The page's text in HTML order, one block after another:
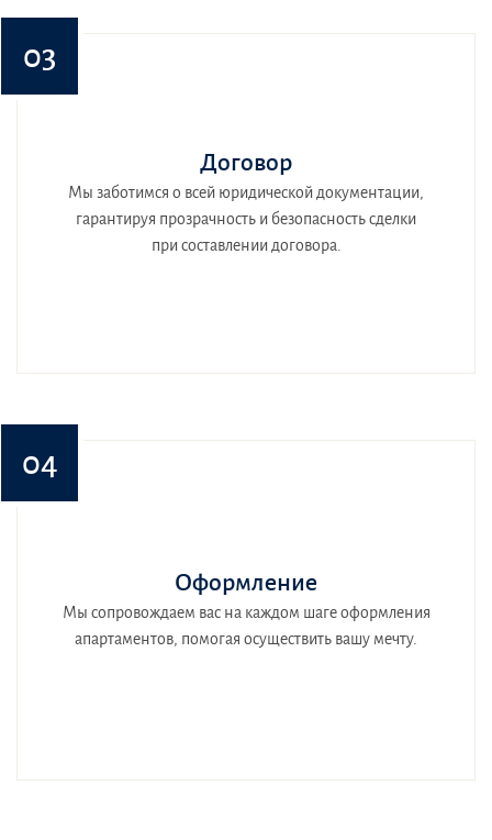
03
Договор
Мы заботимся о всей юридической документации,
гарантируя прозрачность и безопасность сделки
при составлении договора.
04
Оформление
Мы сопровождаем вас на каждом шаге оформления
апартаментов, помогая осуществить вашу мечту.